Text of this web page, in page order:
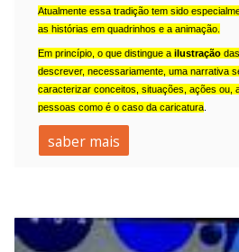
Atualmente essa tradição tem sido
as histórias em quadrinhos e a animação
Em princípio, o que distingue a ilustração das
descrever, necessariamente, uma narrativa
caracterizar conceitos situações ações ou,
pessoas como é o caso da caricatura
saber mais